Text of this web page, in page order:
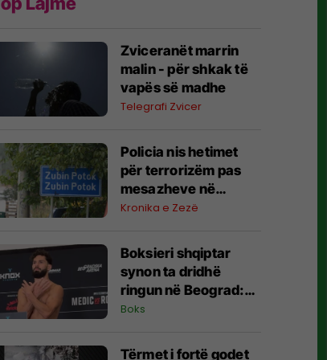
Zviceranët marrin
malin - për shkak të
vapës së madhe
Telegrafi Zvicer
Policia nis hetimet
për terrorizëm pas
mesazheve në
Zubin-Potok
Kronika e Zezë
Boksieri shqiptar
synon ta dridhë
ringun në Beograd:
Jam gati, Zoti e
Boks
Tërmet i fortë godet